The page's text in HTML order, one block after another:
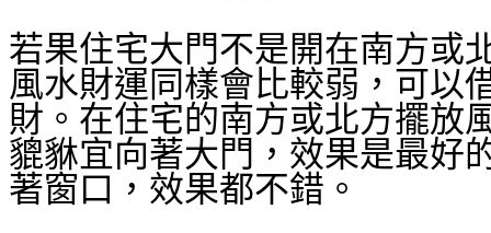
若果住宅大門不是開在南方或
風水財運同樣會比較弱，可以
財。在住宅的南方或北方擺放
貔貅宜向著大門，效果是最好
著窗口，效果都不錯。